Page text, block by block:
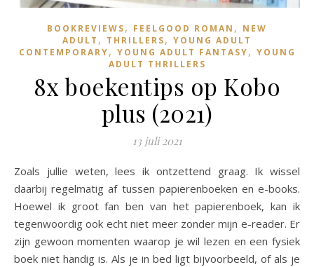
BOOKREVIEWS, FEELGOOD ROMAN , NEW
ADULT , THRILLERS, YOUNG ADULT
CONTEMPORARY, YOUNG ADULT FANTASY, YOUNG
ADULT THRILLERS
8x boekentips op Kobo
plus (2021)
13 juli 2021
Zoals jullie weten, lees ik ontzettend graag. Ik wissel
daarbij regelmatig af tussen papierenboeken en e-books.
Hoewel ik groot fan ben van het papierenboek, kan ik
tegenwoordig ook echt niet meer zonder mijn e-reader. Er
zijn gewoon momenten waarop je wil lezen en een fysiek
boek niet handig is. Als je in bed ligt bijvoorbeeld, of als je